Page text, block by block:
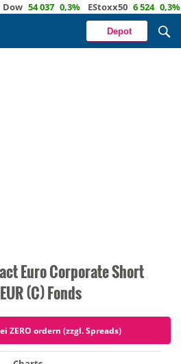
54 037 0,3% EStoxx50 6 524 0,3%
Depot
Euro Corporate Short
(C) Fonds
ZERO ordern (zzgl. Spreads)